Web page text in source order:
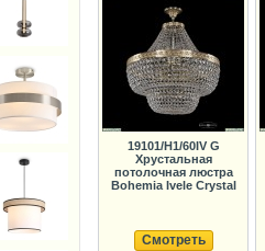
19101/H1/60IV G
Хрустальная
потолочная люстра
Bohemia Ivele Crystal
Смотреть